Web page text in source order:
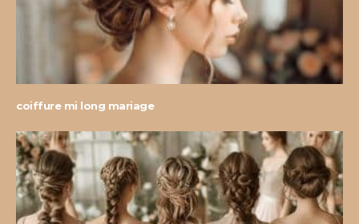
coiffure mi long mariage